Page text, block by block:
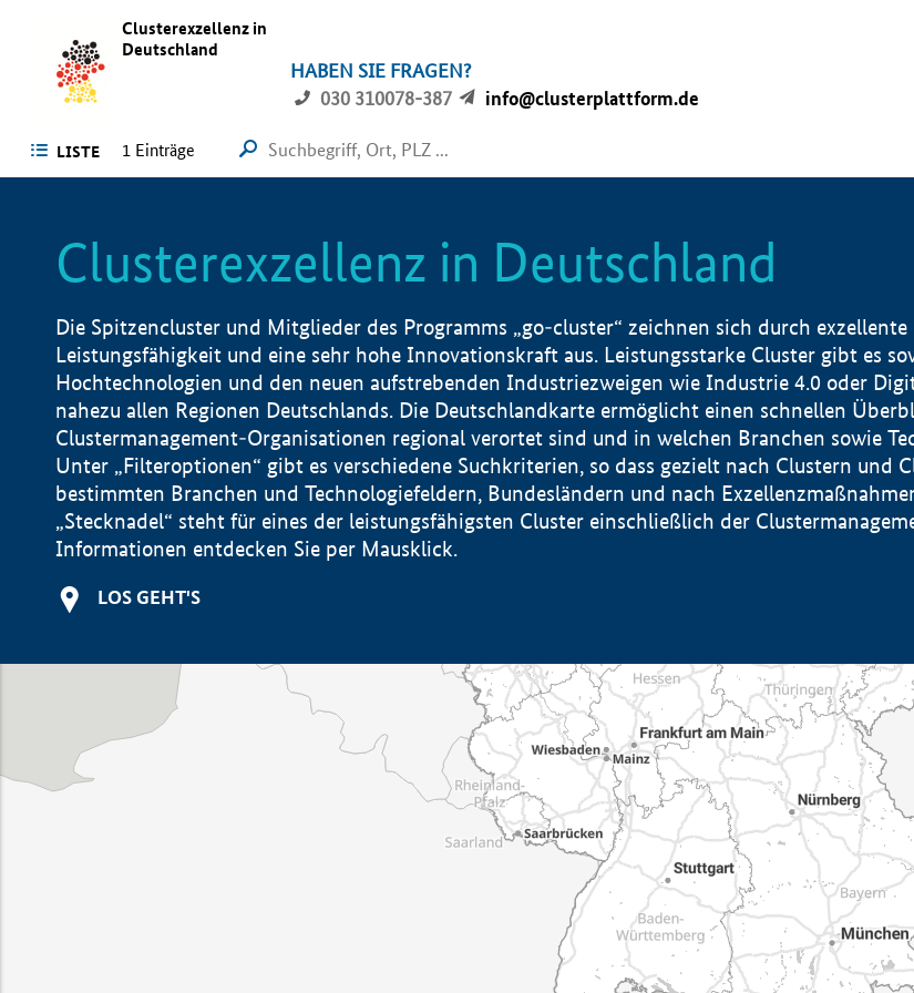
Clusterexzellenz in
Deutschland
HABEN SIE FRAGEN?
030 310078-387
info@clusterplattform.de
LISTE 1 Einträge
Clusterexzellenz in Deutschland
Die Spitzencluster und Mitglieder des Programms „go-cluster“ zeichnen sich durch
Leistungsfähigkeit und eine sehr hohe Innovationskraft aus. Leistungsstarke Cluster gibt es
Hochtechnologien und den neuen aufstrebenden Industriezweigen wie Industrie 4.0 oder
nahezu allen Regionen Deutschlands. Die Deutschlandkarte ermöglicht einen schnellen
Clustermanagement-Organisationen regional verortet sind und in welchen Branchen sowie
Unter „Filteroptionen“ gibt es verschiedene Suchkriterien, so dass gezielt nach Clustern und
bestimmten Branchen und Technologiefeldern, Bundesländern und nach
„Stecknadel“ steht für eines der leistungsfähigsten Cluster einschließlich der
Informationen entdecken Sie per Mausklick.
LOS GEHT'S